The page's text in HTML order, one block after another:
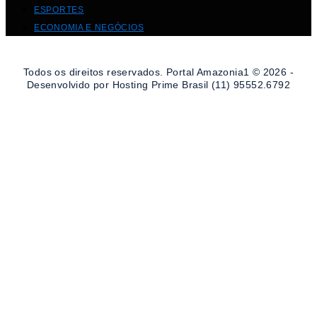
ESPORTES
ECONOMIA E NEGÓCIOS
Todos os direitos reservados. Portal Amazonia1 © 2026 -
Desenvolvido por Hosting Prime Brasil (11) 95552.6792